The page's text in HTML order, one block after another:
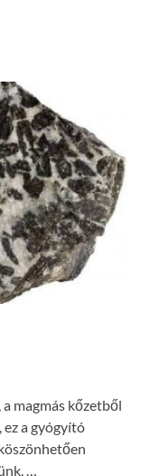
magmás kőzetből
ez a gyógyító
…